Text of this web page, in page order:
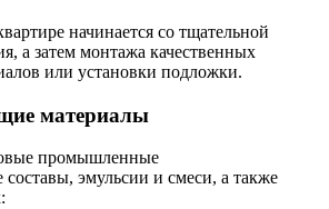
начинается со тщательной
а затем монтажа качественных
или установки подложки.
материалы
промышленные
эмульсии и смеси, а также